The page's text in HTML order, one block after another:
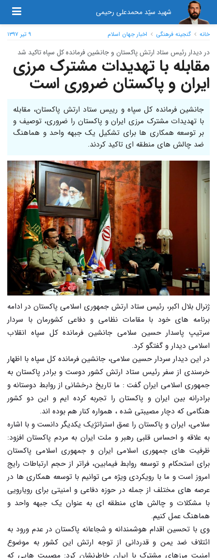
شهید سیّد محمدعلی رحیمی
۹ تیر ۱۳۹۷ خانه گنجینه فرهنگی اخبار جهان اسلام
در دیدار رئیس ستاد ارتش پاکستان و جانشین فرمانده کل سپاه تاکید شد
مقابله با تهدیدات مشترک مرزی
ایران و پاکستان ضروری است
جانشین فرمانده کل سپاه و رییس ستاد ارتش پاکستان، مقابله
با تهدیدات مشترک مرزی ایران و پاکستان را ضروری، توصیف و
بر توسعه همکاری ها برای تشکیل یک جبهه واحد و هماهنگ
ضد چالش های منطقه ای تاکید کردند.
ژنرال بلال اکبر، رئیس ستاد ارتش جمهوری اسلامی پاکستان در ادامه
برنامه های خود با مقامات نظامی و دفاعی کشورمان با سردار
سرتیپ پاسدار حسین سلامی جانشین فرمانده کل سپاه انقلاب
اسلامی دیدار و گفتگو کرد.
در این دیدار سردار حسین سلامی، جانشین فرمانده کل سپاه با اظهار
خرسندی از سفر رئیس ستاد ارتش کشور دوست و برادر پاکستان به
جمهوری اسلامی ایران گفت : ما تاریخ درخشانی از روابط دوستانه و
برادرانه بین ایران و پاکستان را تجربه کرده ایم و این دو کشور
هنگامی که دچار مصیبتی شده ، همواره کنار هم بوده اند.
سلامی، ایران و پاکستان را عمق استراتژیک یکدیگر دانست و با اشاره
به علاقه و احساس قلبی رهبر و ملت ایران به مردم پاکستان افزود:
ظرفیت های جمهوری اسلامی ایران و جمهوری اسلامی پاکستان
برای استحکام و توسعه روابط فیمابین، فراتر از حجم ارتباطات رایج
امروز است و ما با رویکردی ویژه می توانیم با توسعه همکاری ها در
عرصه های مختلف از جمله در حوزه دفاعی و امنیتی برای رویارویی
با مشکلات و چالش های منطقه ای به عنوان یک جبهه واحد و
هماهنگ عمل کنیم.
وی با تحسین اقدام هوشمندانه و شجاعانه پاکستان در عدم ورود به
ائتلاف ضد یمن و قدردانی از توجه ارتش این کشور به موضوع
امنیت مرزهای مشترک با ایران خاطرنشان کرد: مصیبت هایی که